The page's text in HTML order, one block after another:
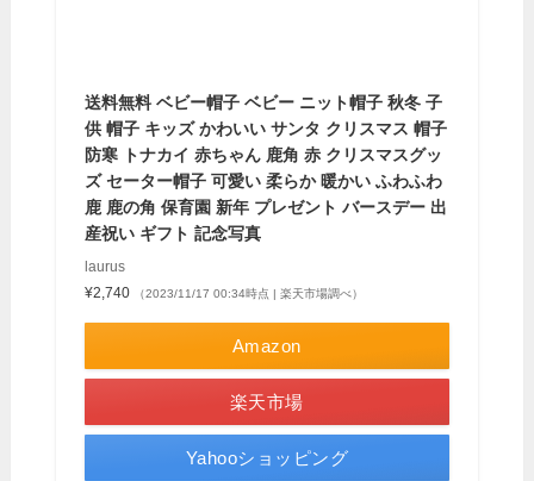
送料無料 ベビー帽子 ベビー ニット帽子 秋冬 子
供 帽子 キッズ かわいい サンタ クリスマス 帽子
防寒 トナカイ 赤ちゃん 鹿角 赤 クリスマスグッ
ズ セーター帽子 可愛い 柔らか 暖かい ふわふわ
鹿 鹿の角 保育園 新年 プレゼント バースデー 出
産祝い ギフト 記念写真
laurus
¥2,740
（2023/11/17 00:34時点 | 楽天市場調べ）
Amazon
楽天市場
Yahooショッピング